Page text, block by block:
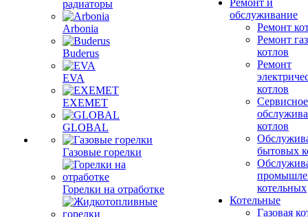
радиаторы
Arbonia
Buderus
EVA
EXEMET
GLOBAL
Газовые горелки
Горелки на отработке
Ремонт и
обслуживание
Ремонт
Ремонт
котлов
Ремонт
котлов
Сервисное
котлов
бытовых
котельных
Котельные
Газовая